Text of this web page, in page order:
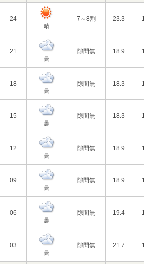
24
晴
7～8割 23.3
21
曇
隙間無 18.9
18
曇
隙間無 18.3
15
曇
隙間無 18.3
12
曇
隙間無 18.9
09
曇
隙間無 18.9
06
曇
隙間無 19.4
03
曇
隙間無 21.7